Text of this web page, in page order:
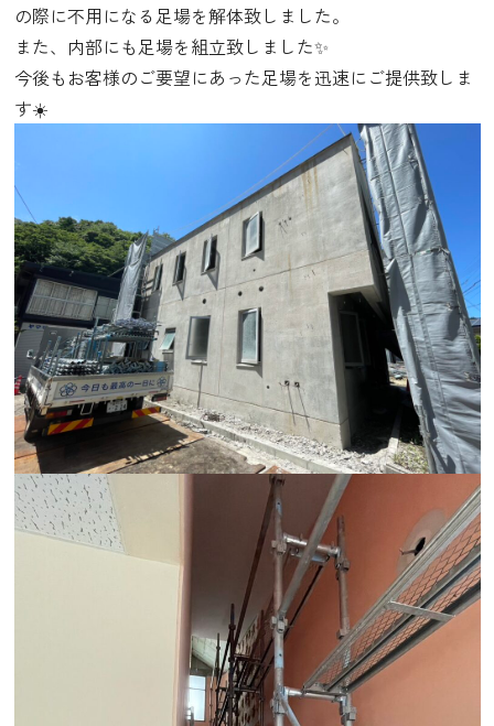
の際に不用になる足場を解体致しました。
また、内部にも足場を組立致しました✨
今後もお客様のご要望にあった足場を迅速にご提供致しま
す☀️